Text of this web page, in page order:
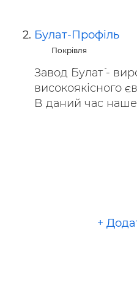
Булат-Профіль
Покрівля
Завод `Булат` -
високоякісного
В даний час наше
+